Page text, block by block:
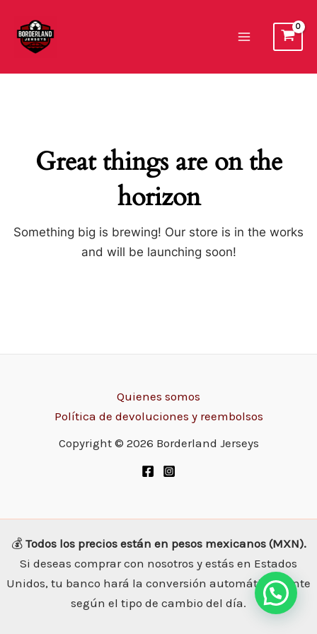
contenido
Great things are on the
horizon
Something big is brewing! Our store is in the works
and will be launching soon!
Quienes somos
Política de devoluciones y reembolsos
Copyright © 2026 Borderland Jerseys
💰 Todos los precios están en pesos mexicanos (MXN).
Si deseas comprar con nosotros y estás en Estados
Unidos, tu banco hará la conversión automáticamente
según el tipo de cambio del día.